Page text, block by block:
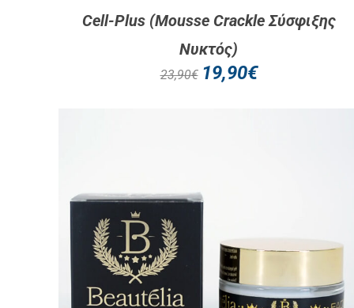
Cell-Plus (Mousse Crackle Σύσφιξης
Νυκτός)
23,90€ 19,90€
ΔΕΊΤΕ ΠΕΡΙΣΣΌΤΕΡΑ